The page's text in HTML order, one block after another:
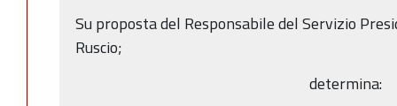
Su proposta del Responsabile del Servizio
Ruscio;
determina: